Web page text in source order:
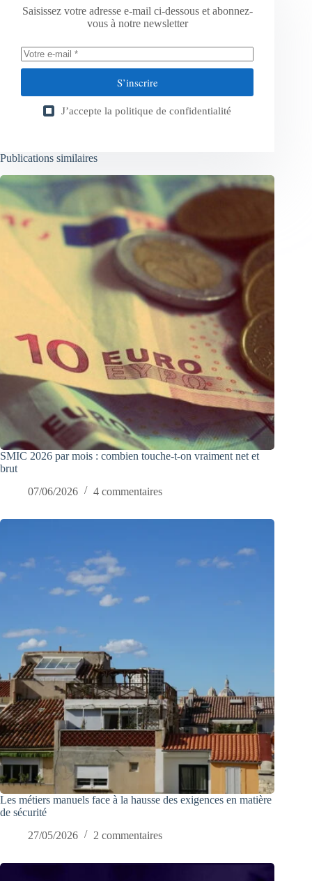
Saisissez votre adresse e-mail ci-dessous et abonnez-
vous à notre newsletter
S’inscrire
J’accepte la politique de confidentialité
Publications similaires
SMIC 2026 par mois : combien touche-t-on vraiment net et
brut
07/06/2026
4 commentaires
Les métiers manuels face à la hausse des exigences en matière
de sécurité
27/05/2026
2 commentaires